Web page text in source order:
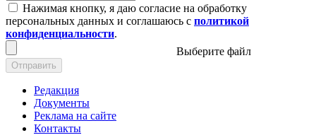
Нажимая кнопку, я даю согласие на обработку
персональных данных и соглашаюсь с политикой
конфиденциальности.
Выберите файл
Отправить
Редакция
Документы
Реклама на сайте
Контакты